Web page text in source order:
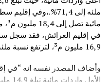
ملئه إلى
في إقليم العرائش، فقد سجل سد
16,9 مليون م³، لترتفع نسبة ملئه إلى 37,5%.”
وأضاف المصدر نفسه انه “في